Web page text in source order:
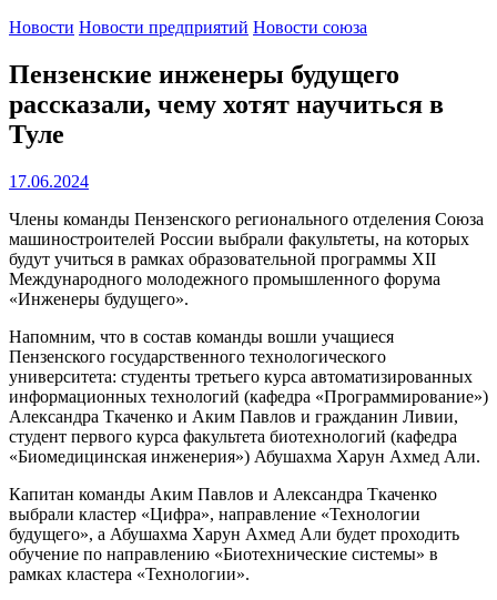
Новости Новости предприятий Новости союза
Пензенские инженеры будущего
рассказали, чему хотят научиться в
Туле
17.06.2024
Члены команды Пензенского регионального отделения Союза
машиностроителей России выбрали факультеты, на которых
будут учиться в рамках образовательной программы XII
Международного молодежного промышленного форума
«Инженеры будущего».
Напомним, что в состав команды вошли учащиеся
Пензенского государственного технологического
университета: студенты третьего курса автоматизированных
информационных технологий (кафедра «Программирование»)
Александра Ткаченко и Аким Павлов и гражданин Ливии,
студент первого курса факультета биотехнологий (кафедра
«Биомедицинская инженерия») Абушахма Харун Ахмед Али.
Капитан команды Аким Павлов и Александра Ткаченко
выбрали кластер «Цифра», направление «Технологии
будущего», а Абушахма Харун Ахмед Али будет проходить
обучение по направлению «Биотехнические системы» в
рамках кластера «Технологии».